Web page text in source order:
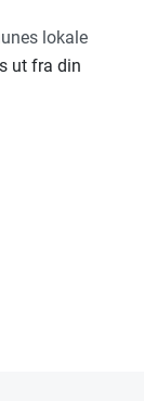
lokale
ut fra din